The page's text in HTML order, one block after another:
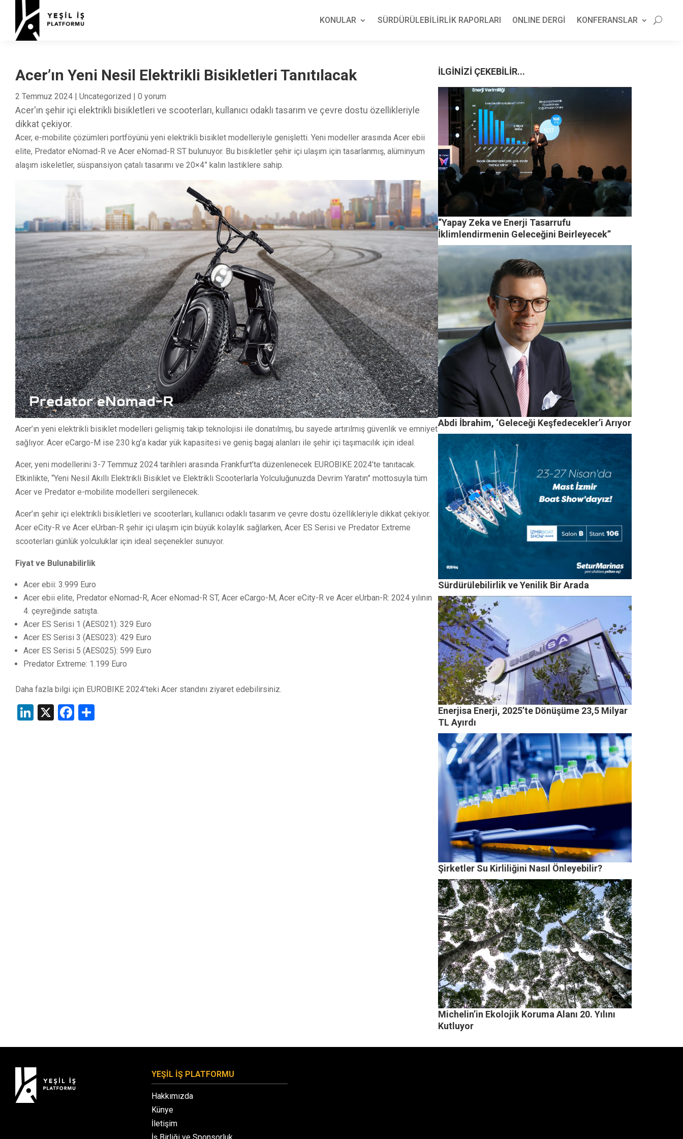
KONULAR SÜRDÜRÜLEBİLİRLİK RAPORLARI ONLINE DERGİ KONFERANSLAR
Acer’ın Yeni Nesil Elektrikli Bisikletleri Tanıtılacak
2 Temmuz 2024 | Uncategorized | 0 yorum
Acer'ın şehir içi elektrikli bisikletleri ve scooterları, kullanıcı odaklı tasarım ve çevre dostu özellikleriyle
dikkat çekiyor.
Acer, e-mobilite çözümleri portföyünü yeni elektrikli bisiklet modelleriyle genişletti. Yeni modeller arasında Acer ebii
elite, Predator eNomad-R ve Acer eNomad-R ST bulunuyor. Bu bisikletler şehir içi ulaşım için tasarlanmış, alüminyum
alaşım iskeletler, süspansiyon çatalı tasarımı ve 20×4” kalın lastiklere sahip.
Acer’ın yeni elektrikli bisiklet modelleri gelişmiş takip teknolojisi ile donatılmış, bu sayede artırılmış güvenlik ve emniyet
sağlıyor. Acer eCargo-M ise 230 kg’a kadar yük kapasitesi ve geniş bagaj alanları ile şehir içi taşımacılık için ideal.
Acer, yeni modellerini 3-7 Temmuz 2024 tarihleri arasında Frankfurt’ta düzenlenecek EUROBIKE 2024’te tanıtacak.
Etkinlikte, “Yeni Nesil Akıllı Elektrikli Bisiklet ve Elektrikli Scooterlarla Yolculuğunuzda Devrim Yaratın” mottosuyla tüm
Acer ve Predator e-mobilite modelleri sergilenecek.
Acer’ın şehir içi elektrikli bisikletleri ve scooterları, kullanıcı odaklı tasarım ve çevre dostu özellikleriyle dikkat çekiyor.
Acer eCity-R ve Acer eUrban-R şehir içi ulaşım için büyük kolaylık sağlarken, Acer ES Serisi ve Predator Extreme
scooterları günlük yolculuklar için ideal seçenekler sunuyor.
Fiyat ve Bulunabilirlik
Acer ebii: 3.999 Euro
Acer ebii elite, Predator eNomad-R, Acer eNomad-R ST, Acer eCargo-M, Acer eCity-R ve Acer eUrban-R: 2024 yılının
4. çeyreğinde satışta.
Acer ES Serisi 1 (AES021): 329 Euro
Acer ES Serisi 3 (AES023): 429 Euro
Acer ES Serisi 5 (AES025): 599 Euro
Predator Extreme: 1.199 Euro
Daha fazla bilgi için EUROBIKE 2024’teki Acer standını ziyaret edebilirsiniz.
LinkedIn
X Facebook
İLGİNİZİ ÇEKEBİLİR...
“Yapay Zeka ve Enerji Tasarrufu
İklimlendirmenin Geleceğini Beirleyecek”
Abdi İbrahim, ‘Geleceği Keşfedecekler’i Arıyor
Sürdürülebilirlik ve Yenilik Bir Arada
Enerjisa Enerji, 2025’te Dönüşüme 23,5 Milyar
TL Ayırdı
Şirketler Su Kirliliğini Nasıl Önleyebilir?
Michelin’in Ekolojik Koruma Alanı 20. Yılını
Kutluyor
YEŞİL İŞ PLATFORMU
Hakkımızda
Künye
İletişim